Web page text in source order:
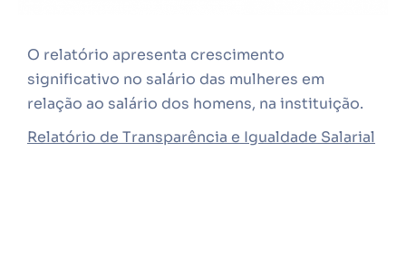
O relatório apresenta crescimento
significativo no salário das mulheres em
relação ao salário dos homens, na instituição.
Relatório de Transparência e Igualdade Salarial